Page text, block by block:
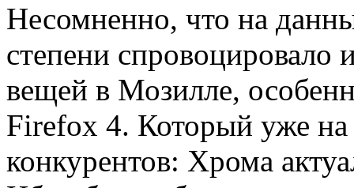
Несомненно, что на
степени спровоцировало
вещей в Мозилле,
Firefox 4. Который уже на
конкурентов: Хрома